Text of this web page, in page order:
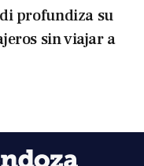
profundiza su
sin viajar a